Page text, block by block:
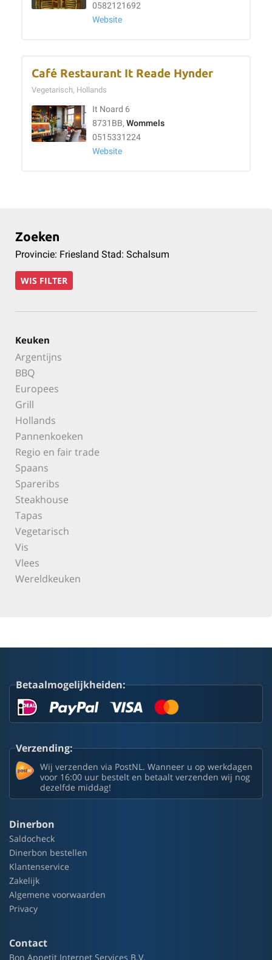
0582121692
Website
Café Restaurant It Reade Hynder
Vegetarisch, Hollands
It Noard 6
8731BB, Wommels
0515331224
Website
Zoeken
Provincie: Friesland Stad: Schalsum
WIS FILTER
Keuken
Argentijns
BBQ
Europees
Grill
Hollands
Pannenkoeken
Regio en fair trade
Spaans
Spareribs
Steakhouse
Tapas
Vegetarisch
Vis
Vlees
Wereldkeuken
Betaalmogelijkheiden:
Verzending:
Wij verzenden via PostNL. Wanneer u op werkdagen
voor 16:00 uur bestelt en betaalt verzenden wij nog
dezelfde middag!
Dinerbon
Saldocheck
Dinerbon bestellen
Klantenservice
Zakelijk
Algemene voorwaarden
Privacy
Contact
Bon Appetit Internet Services B.V.